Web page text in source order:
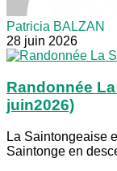
Patricia BALZAN
28 juin 2026
Randonnée
juin2026)
La Saintongeaise
Saintonge en